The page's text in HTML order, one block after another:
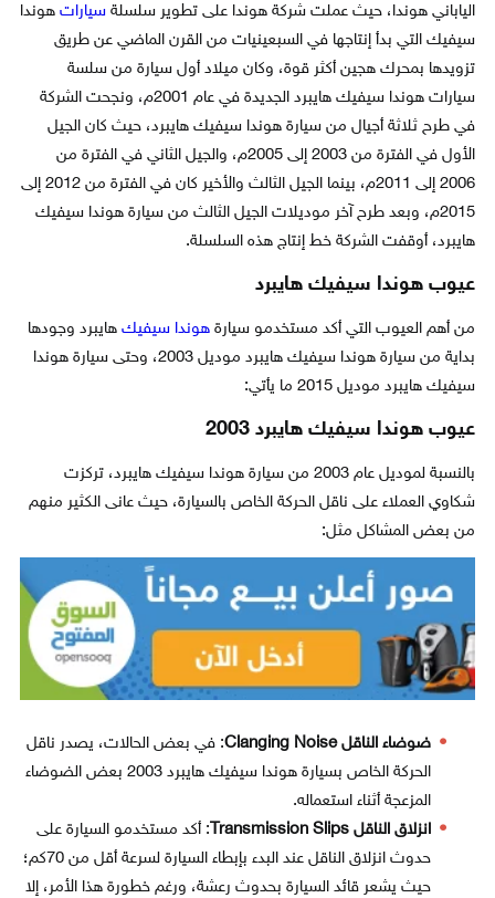
الياباني هوندا، حيث عملت شركة هوندا على تطوير سلسلة سياراتهوندا
سيفيك التي بدأ إنتاجها في السبعينيات من القرن الماضي عن طريق
تزويدها بمحرك هجين أكثر قوة، وكان ميلاد أول سيارة من سلسة
سيارات هوندا سيفيك هايبرد الجديدة في عام 2001م، ونجحت الشركة
في طرح ثلاثة أجيال من سيارة هوندا سيفيك هايبرد، حيث كان الجيل
الأول في الفترة من 2003 إلى 2005م، والجيل الثاني في الفترة من
2006 إلى 2011م، بينما الجيل الثالث والأخير كان في الفترة من 2012 إلى
2015م، وبعد طرح آخر موديلات الجيل الثالث من سيارة هوندا سيفيك
هايبرد، أوقفت الشركة خط إنتاج هذه السلسلة.
عيوب هوندا سيفيك هايبرد
من أهم العيوب التي أكد مستخدمو سيارة هوندا سيفيكهايبرد وجودها
بداية من سيارة هوندا سيفيك هايبرد موديل 2003، وحتى سيارة هوندا
سيفيك هايبرد موديل 2015 ما يأتي:
عيوب هوندا سيفيك هايبرد 2003
بالنسبة لموديل عام 2003 من سيارة هوندا سيفيك هايبرد، تركزت
شكاوي العملاء على ناقل الحركة الخاص بالسيارة، حيث عانى الكثير منهم
من بعض المشاكل مثل:
ضوضاء الناقل Clanging Noise
: في بعض الحالات، يصدر ناقل
الحركة الخاص بسيارة هوندا سيفيك هايبرد 2003 بعض الضوضاء
المزعجة أثناء استعماله.
انزلاق الناقل Transmission Slips
: أكد مستخدمو السيارة على
حدوث انزلاق الناقل عند البدء بإبطاء السيارة لسرعة أقل من 70كم؛
حيث يشعر قائد السيارة بحدوث رعشة، ورغم خطورة هذا الأمر، إلا